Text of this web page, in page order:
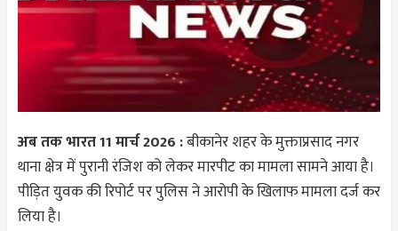
अब तक भारत 11 मार्च 2026 :बीकानेरशहर के मुक्ताप्रसाद नगर
थाना क्षेत्र में पुरानी रंजिश को लेकर मारपीट का मामला सामने आया है।
पीड़ित युवक की रिपोर्ट पर पुलिस ने आरोपी के खिलाफ मामला दर्ज कर
लिया है।